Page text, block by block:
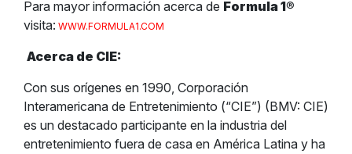
Para mayor información acerca de Formula 1®
visita: WWW.FORMULA1.COM
Acerca de CIE:
Con sus orígenes en 1990, Corporación
Interamericana de Entretenimiento (“CIE”) (BMV: CIE)
es un destacado participante en la industria del
entretenimiento fuera de casa en América Latina y ha